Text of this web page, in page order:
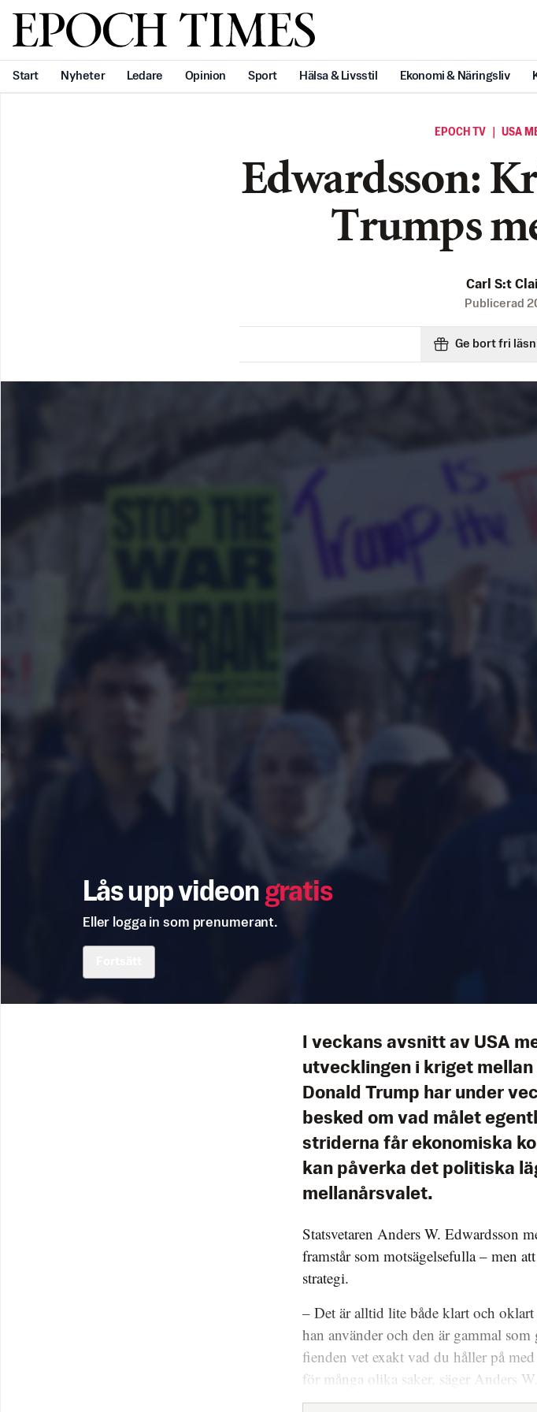
Svenska Epoch Times
Start Nyheter Ledare Opinion Sport Hälsa & Livsstil Ekonomi & Näringsliv
EPOCH TV ｜ USA
Edwardsson:
Trumps
Carl S:t
Publicerad
Ge bort fri
Lås upp videon gratis
Eller logga in som prenumerant.
I veckans avsnitt av USA
utvecklingen i kriget mellan
Donald Trump har under
besked om vad målet
striderna får ekonomiska
kan påverka det politiska
mellanårsvalet.
Statsvetaren Anders W. Edwardsson
framstår som motsägelsefulla – men
strategi.
– Det är alltid lite både klart och
han använder och den är gammal
fienden vet exakt vad du håller på
för många olika saker, säger Anders